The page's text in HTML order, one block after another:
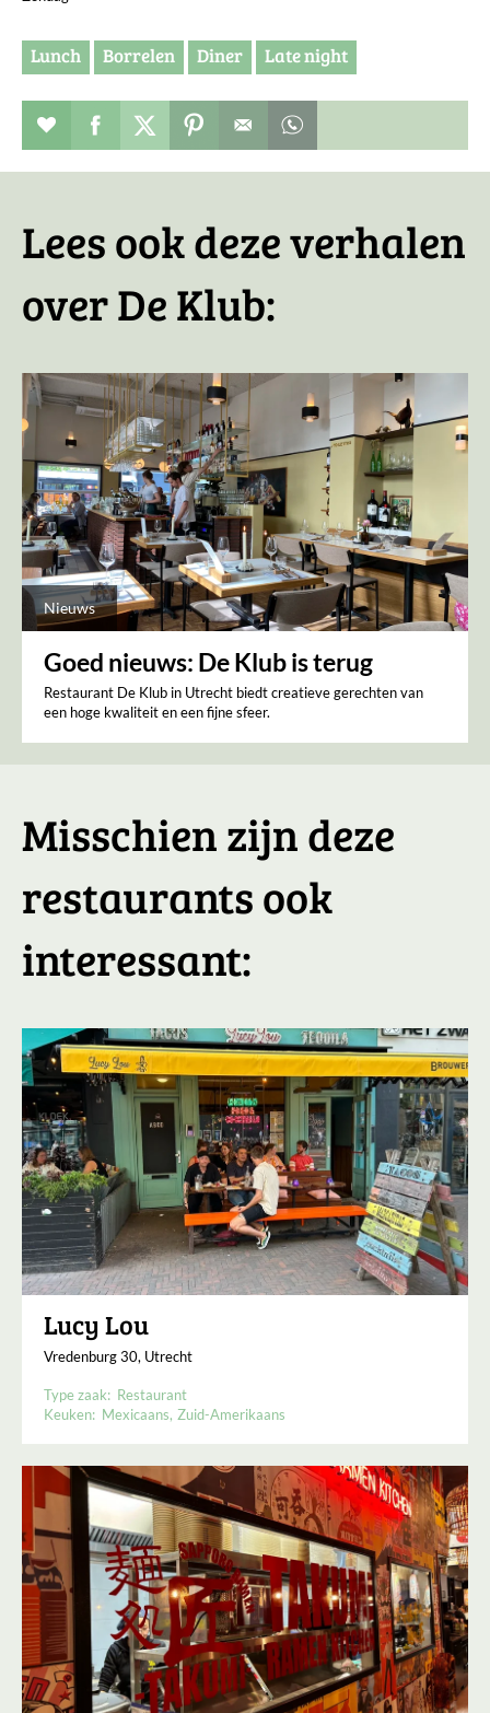
Lunch Borrelen Diner Late night
Restaurant toevoegen aan favorieten
Deel dit op facebook
Deel dit op twitter
Deel dit op pinterest
Lees ook deze verhalen
over De Klub:
Nieuws
Goed nieuws: De Klub is terug
Restaurant De Klub in Utrecht biedt creatieve gerechten van
een hoge kwaliteit en een fijne sfeer.
Misschien zijn deze
restaurants ook
interessant:
Lucy Lou
Vredenburg 30, Utrecht
Type zaak: Restaurant
Keuken: Mexicaans Zuid-Amerikaans